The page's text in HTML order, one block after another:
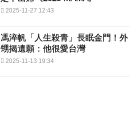
2025-11-27 12:43
馮淬帆「人生殺青」長眠金門！外
甥揭遺願：他很愛台灣
2025-11-13 19:34